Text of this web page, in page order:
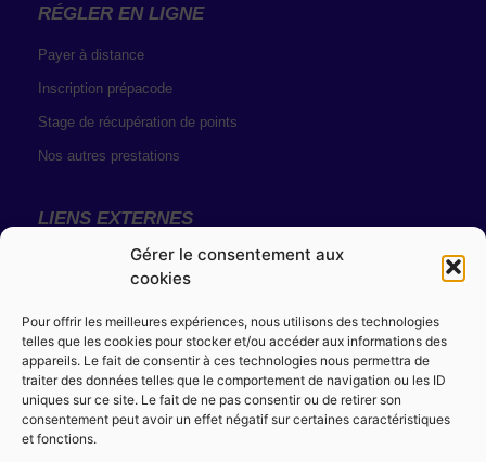
Gérer le consentement aux
cookies
Pour offrir les meilleures expériences, nous utilisons des technologies
telles que les cookies pour stocker et/ou accéder aux informations des
appareils. Le fait de consentir à ces technologies nous permettra de
traiter des données telles que le comportement de navigation ou les ID
uniques sur ce site. Le fait de ne pas consentir ou de retirer son
consentement peut avoir un effet négatif sur certaines caractéristiques
et fonctions.
RÉGLER EN LIGNE
Payer à distance
Inscription prépacode
Stage de récupération de points
Nos autres prestations
LIENS EXTERNES
Résultats de permis
MENTIONS LÉGALES
Conditions générales de vente
Règlement intérieur